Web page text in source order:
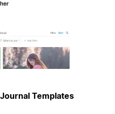
Templates